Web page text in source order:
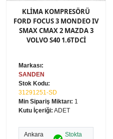
KLİMA KOMPRESÖRÜ
FORD FOCUS 3 MONDEO IV
SMAX CMAX 2 MAZDA 3
VOLVO S40 1.6TDCİ
Markası:
SANDEN
Stok Kodu:
31291251-SD
Min Sipariş Miktarı: 1
Kutu İçeriği: ADET
Ankara
Stokta